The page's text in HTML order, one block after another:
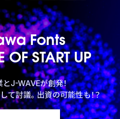
Fonts
OF START UP
J-WAVEが創発！
て討議。出資の可能性も！？